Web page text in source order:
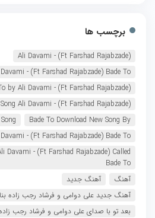
برچسب ها
Ali Davami - (Ft Farshad Rajabzade)
- (Ft Farshad Rajabzade) Bade To
by Ali Davami - (Ft Farshad Rajabzade)
Ali Davami - (Ft Farshad Rajabzade)
Bade To Download New Song By
- (Ft Farshad Rajabzade) Bade To
Davami - (Ft Farshad Rajabzade) Called
Bade To
آهنگ
آهنگ جدید
آهنگ جدید علی دوامی و فرشاد رجب زاده
بعد تو با صدای علی دوامی و فرشاد رجب